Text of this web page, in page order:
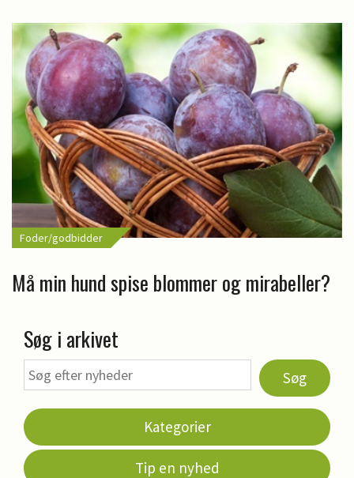
Foder/godbidder
Må min hund spise blommer og mirabeller?
Søg i arkivet
Søg
Kategorier
Tip en nyhed